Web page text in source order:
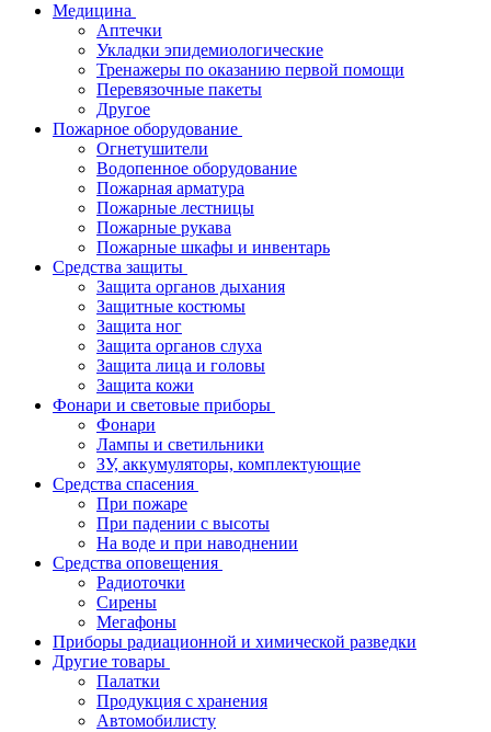
Медицина
Аптечки
Укладки эпидемиологические
Тренажеры по оказанию первой помощи
Перевязочные пакеты
Другое
Пожарное оборудование
Огнетушители
Водопенное оборудование
Пожарная арматура
Пожарные лестницы
Пожарные рукава
Пожарные шкафы и инвентарь
Средства защиты
Защита органов дыхания
Защитные костюмы
Защита ног
Защита органов слуха
Защита лица и головы
Защита кожи
Фонари и световые приборы
Фонари
Лампы и светильники
ЗУ, аккумуляторы, комплектующие
Средства спасения
При пожаре
При падении с высоты
На воде и при наводнении
Средства оповещения
Радиоточки
Сирены
Мегафоны
Приборы радиационной и химической разведки
Другие товары
Палатки
Продукция с хранения
Автомобилисту